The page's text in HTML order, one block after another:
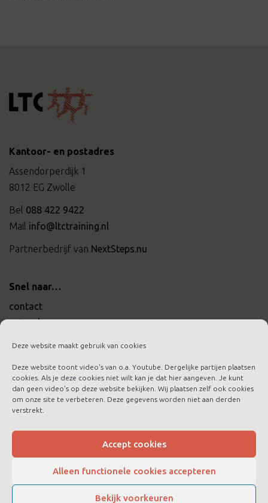
Deze website maakt gebruik van cookies
Deze website toont video's van o.a. Youtube. Dergelijke partijen plaatsen
cookies. Als je deze cookies niet wilt kan je dat hier aangeven. Je kunt
dan geen video's op deze website bekijken. Wij plaatsen zelf ook cookies
om onze site te verbeteren. Deze gegevens worden niet aan derden
verstrekt.
Accept cookies
Alleen functionele cookies accepteren
Bekijk voorkeuren
Kantoor- en postadres
Assendorperdijk 1
8012 EG Zwolle
Bel 088 422 9422
Mail info@ltctraining.nl
Partnerbedrijf van NextSteps.nu
Snel naar…
contact
actueel
aanmelden nieuwsbrief
disclaimer
privacybeleid